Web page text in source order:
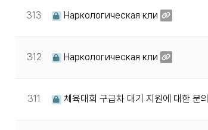
313 Наркологическая кли
312 Наркологическая кли
311 체육대회 구급차 대기 지원에 대한 문의